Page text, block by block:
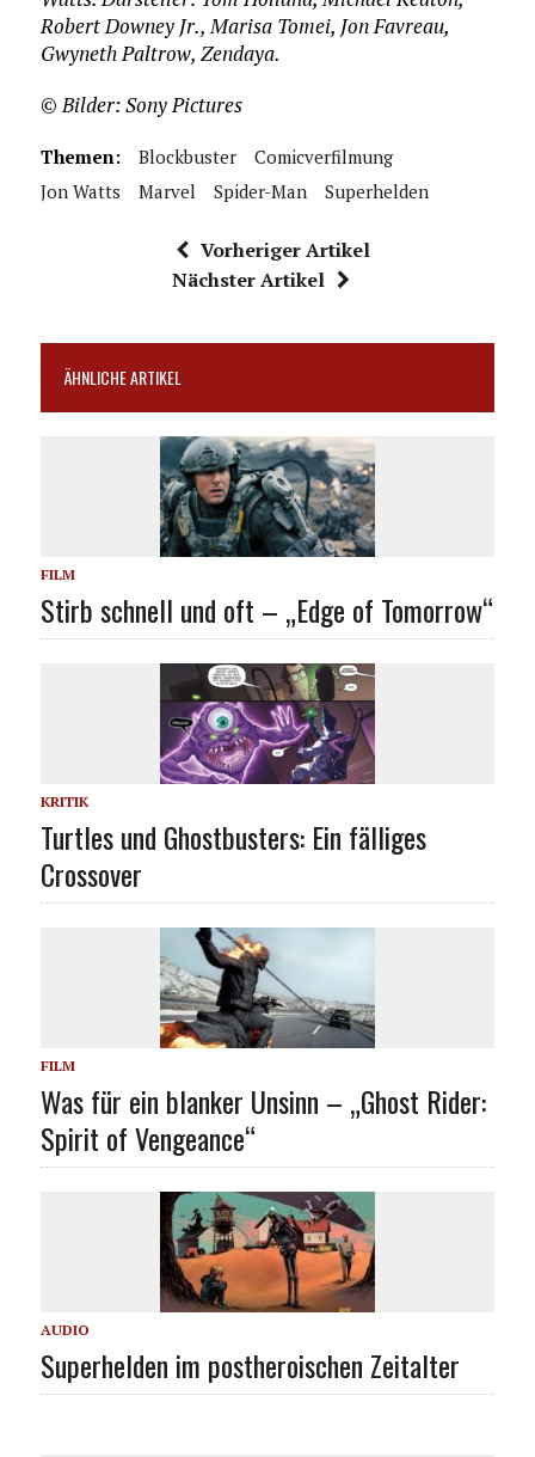
Robert Downey Jr., Marisa Tomei, Jon Favreau,
Gwyneth Paltrow, Zendaya.
© Bilder: Sony Pictures
Themen: Blockbuster
Comicverfilmung
Jon Watts
Marvel Spider-Man Superhelden
Vorheriger Artikel
Nächster Artikel
ÄHNLICHE ARTIKEL
FILM
Stirb schnell und oft – „Edge of Tomorrow“
KRITIK
Turtles und Ghostbusters: Ein fälliges
Crossover
FILM
Was für ein blanker Unsinn – „Ghost Rider:
Spirit of Vengeance“
AUDIO
Superhelden im postheroischen Zeitalter